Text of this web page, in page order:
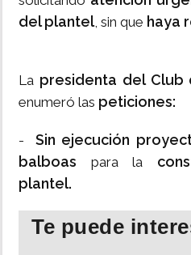
del plantel, sin que haya
La presidenta del Club
enumeró las peticiones:
-Sin ejecución
balboas para la
plantel.
Te puede